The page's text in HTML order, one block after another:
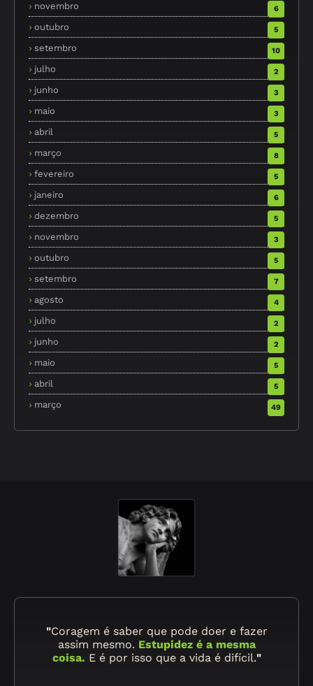
novembro 6
outubro 5
setembro 10
julho 2
junho 3
maio 3
abril 5
março 8
fevereiro 5
janeiro 6
dezembro 5
novembro 3
outubro 5
setembro 7
agosto 4
julho 2
junho 2
maio 5
abril 5
março 49
"Coragem é saber que pode doer e fazer
assim mesmo. Estupidez é a mesma
coisa. E é por isso que a vida é difícil."